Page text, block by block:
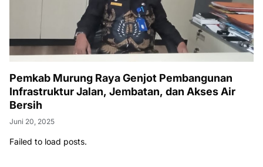
Pemkab Murung Raya Genjot Pembangunan
Infrastruktur Jalan, Jembatan, dan Akses Air
Bersih
Juni 20, 2025
Failed to load posts.